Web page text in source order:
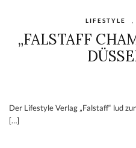
LIFESTYLE
„FALSTAFF
Der Lifestyle Verlag „Falstaff“ lud
[…]